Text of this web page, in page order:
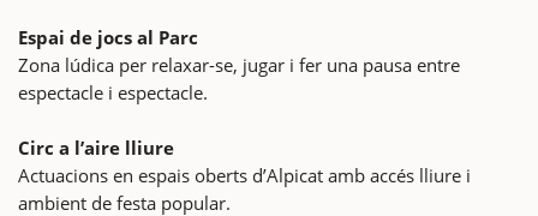
Espai de jocs al Parc
Zona lúdica per relaxar-se, jugar i fer una pausa entre
espectacle i espectacle.
Circ a l’aire lliure
Actuacions en espais oberts d’Alpicat amb accés lliure i
ambient de festa popular.